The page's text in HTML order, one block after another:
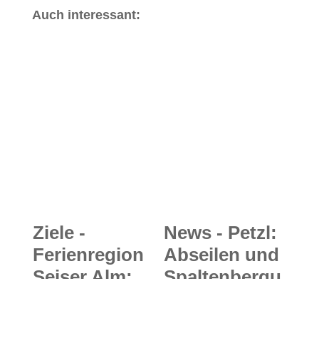
Auch interessant:
Ziele -
Ferienregion
Seiser Alm:
News - Petzl:
Abseilen und
Spaltenbergu